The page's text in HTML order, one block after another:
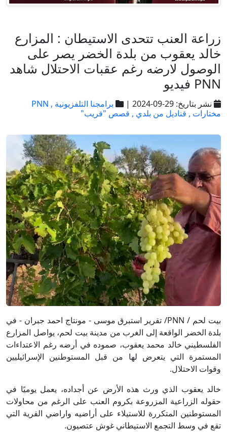
زراعة العنب تتحدى الاستيطان : المزارع
خالد يعقوب من بلدة الخضر يصر على
الوصول لارضه رغم عقبات الاحتلال شاهد
PNN فيديو
نشر بتاريخ: 29-09-2024 | برامجنا التلفزيونية , PNN
مختارات , قناديل من بلدي , قصص "قريب"
بيت لحم / PNN/ تقرير استبرق موسى - مونتاج احمد جبران - في
بلدة الخضر الواقعة إلى الغرب من مدينة بيت لحم، يواصل المزارع
الفلسطيني خالد محمد يعقوب، صموده في أرضه رغم الاعتداءات
المستمرة التي يتعرض لها من قبل المستوطنين الإسرائيليين
وقوات الاحتلال.
خالد يعقوب الذي ورث هذه الأرض عن أجداده، يعمل يوميًا في
حقوله الزراعية المزروعة بكروم العنب على الرغم من محاولات
المستوطنين المتكررة للاستيلاء على أراضيه واراضي القرية التي
تقع في وسط التجمع الاستيطاني غوش عتصيون.